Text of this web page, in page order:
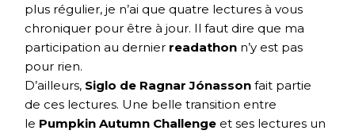
plus régulier, je n’ai que quatre lectures à vous
chroniquer pour être à jour. Il faut dire que ma
participation au dernier readathon n’y est pas
pour rien.
D’ailleurs, Siglo de Ragnar Jónassonfait partie
de ces lectures. Une belle transition entre
le Pumpkin Autumn Challenge et ses lectures un